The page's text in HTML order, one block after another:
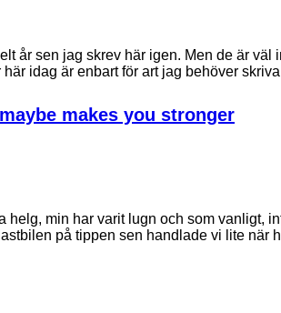
år sen jag skrev här igen. Men de är väl
idag är enbart för art jag behöver
makes you stronger
helg, min har varit lugn och som vanligt,
på tippen sen handlade vi lite när